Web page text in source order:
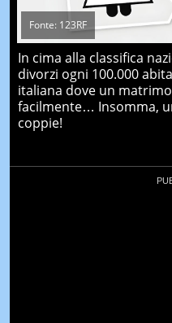
Fonte: 123RF
In cima alla classifica
divorzi ogni 100.000
italiana dove un
facilmente… Insomma,
coppie!